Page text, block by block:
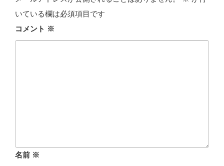
いている欄は必須項目です
コメント ※
名前 ※